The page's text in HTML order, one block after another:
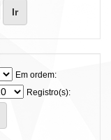
Em ordem:
Registro(s):